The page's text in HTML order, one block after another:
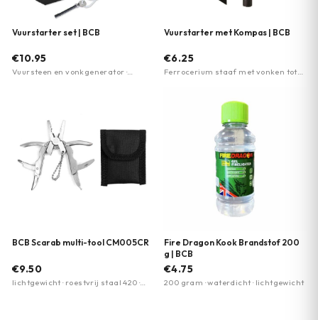
Vuurstarter set | BCB
€10.95
Vuursteen en vonkgenerator ·
Vuurstarter met Kompas | BCB
€6.25
Ferrocerium staaf met vonken tot
BCB Scarab multi-tool CM005CR
€9.50
lichtgewicht · roestvrij staal 420 ·
Fire Dragon Kook Brandstof 200
g | BCB
€4.75
200 gram · waterdicht · lichtgewicht